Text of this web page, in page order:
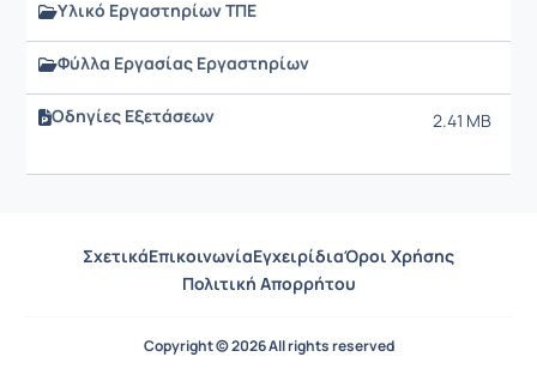
Υλικό Εργαστηρίων ΤΠΕ
Φύλλα Εργασίας Εργαστηρίων
Οδηγίες Εξετάσεων 2.41 MB
ΣχετικάΕπικοινωνίαΕγχειρίδιαΌροι Χρήσης
Πολιτική Απορρήτου
Copyright © 2026 All rights reserved